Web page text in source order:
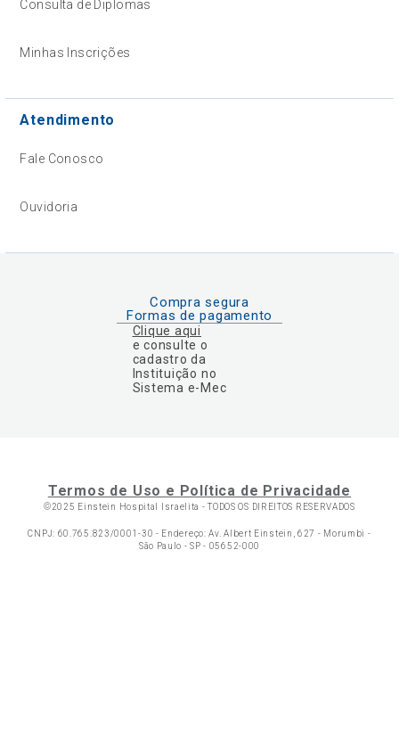
Consulta de Diplomas
Minhas Inscrições
Atendimento
Fale Conosco
Ouvidoria
Compra segura
Formas de pagamento
Clique aqui
e consulte o
cadastro da
Instituição no
Sistema e-Mec
Termos de Uso e Política de Privacidade
©2025 Einstein Hospital Israelita -TODOS OS DIREITOS RESERVADOS
CNPJ: 60.765.823/0001-30 - Endereço: Av. Albert Einstein, 627 - Morumbi -
São Paulo - SP - 05652-000